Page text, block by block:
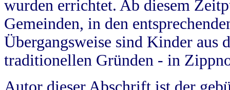
wurden errichtet. Ab diesem
Gemeinden, in den
Übergangsweise sind Kinder aus
traditionellen Gründen - in